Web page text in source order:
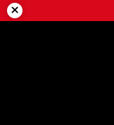
×